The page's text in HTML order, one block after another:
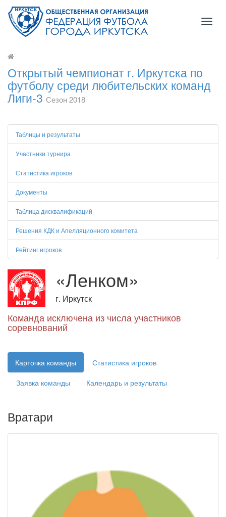
Открытый чемпионат г. Иркутска по
футболу среди любительских команд
Лиги-3 Сезон 2018
Таблицы и результаты
Участники турнира
Статистика игроков
Документы
Таблица дисквалификаций
Решения КДК и Апелляционного комитета
Рейтинг игроков
«Ленком»
г. Иркутск
Команда исключена из числа участников
соревнований
Карточка команды
Статистика игроков
Заявка команды
Календарь и результаты
Вратари